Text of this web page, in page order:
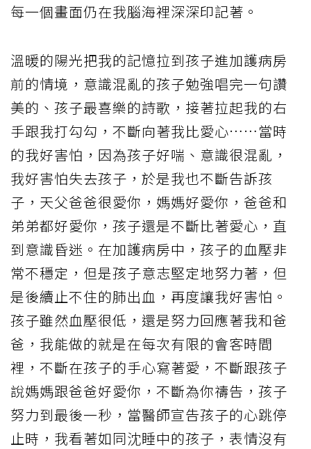
每一個畫面仍在我腦海裡深深印記著。
溫暖的陽光把我的記憶拉到孩子進加護病房
前的情境，意識混亂的孩子勉強唱完一句讚
美的、孩子最喜樂的詩歌，接著拉起我的右
手跟我打勾勾，不斷向著我比愛心……當時
的我好害怕，因為孩子好喘、意識很混亂，
我好害怕失去孩子，於是我也不斷告訴孩
子，天父爸爸很愛你，媽媽好愛你，爸爸和
弟弟都好愛你，孩子還是不斷比著愛心，直
到意識昏迷。在加護病房中，孩子的血壓非
常不穩定，但是孩子意志堅定地努力著，但
是後續止不住的肺出血，再度讓我好害怕。
孩子雖然血壓很低，還是努力回應著我和爸
爸，我能做的就是在每次有限的會客時間
裡，不斷在孩子的手心寫著愛，不斷跟孩子
說媽媽跟爸爸好愛你，不斷為你禱告，孩子
努力到最後一秒，當醫師宣告孩子的心跳停
止時，我看著如同沈睡中的孩子，表情沒有